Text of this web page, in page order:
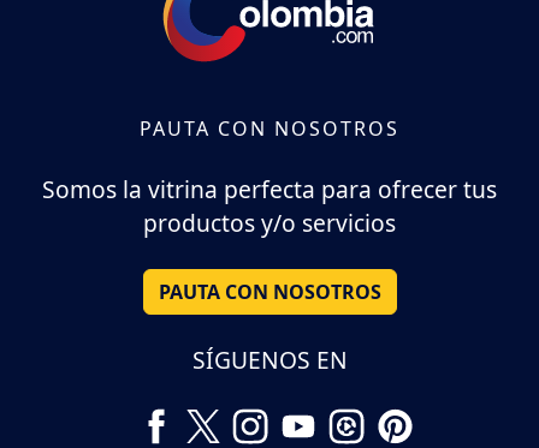
PAUTA CON NOSOTROS
Somos la vitrina perfecta para ofrecer tus
productos y/o servicios
PAUTA CON NOSOTROS
SÍGUENOS EN